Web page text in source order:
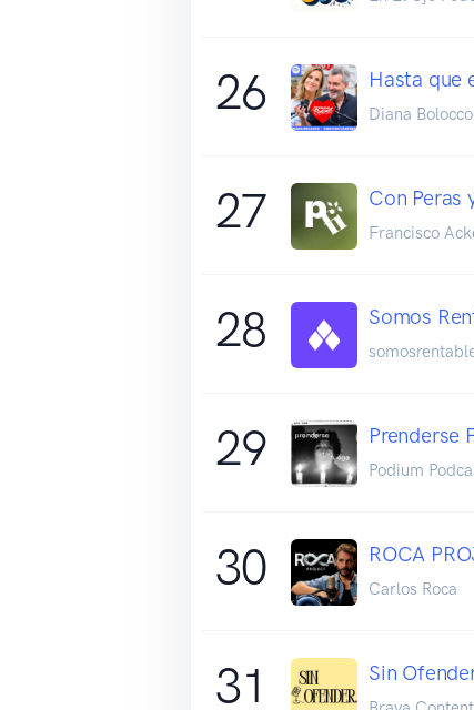
26 Hasta que
Diana
27 Con Peras
Francisco
28 Somos
29 Prenderse
Podium
30 ROCA
Carlos Roca
31 Sin